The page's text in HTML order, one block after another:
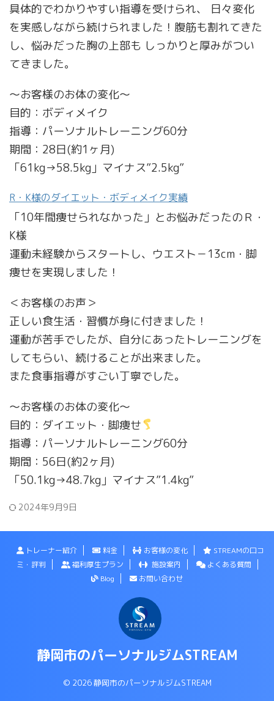
具体的でわかりやすい指導を受けられ、 日々変化
を実感しながら続けられました！腹筋も割れてきた
し、悩みだった胸の上部も しっかりと厚みがつい
てきました。
～お客様のお体の変化～
目的：ボディメイク
指導：パーソナルトレーニング60分
期間：28日(約1ヶ月)
「61kg→58.5kg」マイナス”2.5kg”
R・K様のダイエット・ボディメイク実績
「10年間痩せられなかった」とお悩みだったのＲ・
K様
運動未経験からスタートし、ウエスト－13cm・脚
痩せを実現しました！
＜お客様のお声＞
正しい食生活・習慣が身に付きました！
運動が苦手でしたが、自分にあったトレーニングを
してもらい、続けることが出来ました。
また食事指導がすごい丁寧でした。
～お客様のお体の変化～
目的：ダイエット・脚痩せ
指導：パーソナルトレーニング60分
期間：56日(約2ヶ月)
「50.1kg→48.7kg」マイナス”1.4kg”
2024年9月9日
トレーナー紹介 料金 お客様の変化
STREAMの口コ
ミ・評判
福利厚生プラン 施設案内
よくある質問
Blog
お問い合わせ
静岡市のパーソナルジムSTREAM
© 2026 静岡市のパーソナルジムSTREAM